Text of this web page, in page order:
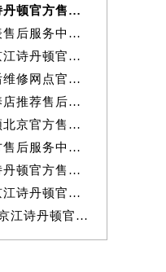
1、亲身探访北京江诗丹顿官方售后服务中心｜服务电话及完整官方地址（20
2、北京江诗丹顿手表售后服务中心提供专业维修保养服务权威公示（2026
3、亲身到店探访北京江诗丹顿官方售后服务中心｜最新热线和全部网点地
4、北京江诗丹顿售后维修网点官方服务指南权威公示（2026年7月最新）
5、北京江诗丹顿保养店推荐售后保养服务权威公示（2026年7月最新）
6、亲身探访江诗丹顿北京官方售后服务中心｜地址与24小时服务电话（2026
7、北京江诗丹顿官方售后服务中心｜最新地址与24小时售后热线权威信息
8、亲身探访北京江诗丹顿官方售后服务中心｜完整网点地址与服务电话（20
9、亲身到店探访北京江诗丹顿官方售后服务中心｜服务热线及全部官方地
10、亲身到店探访北京江诗丹顿官方售后服务中心｜官方热线及全部网点地